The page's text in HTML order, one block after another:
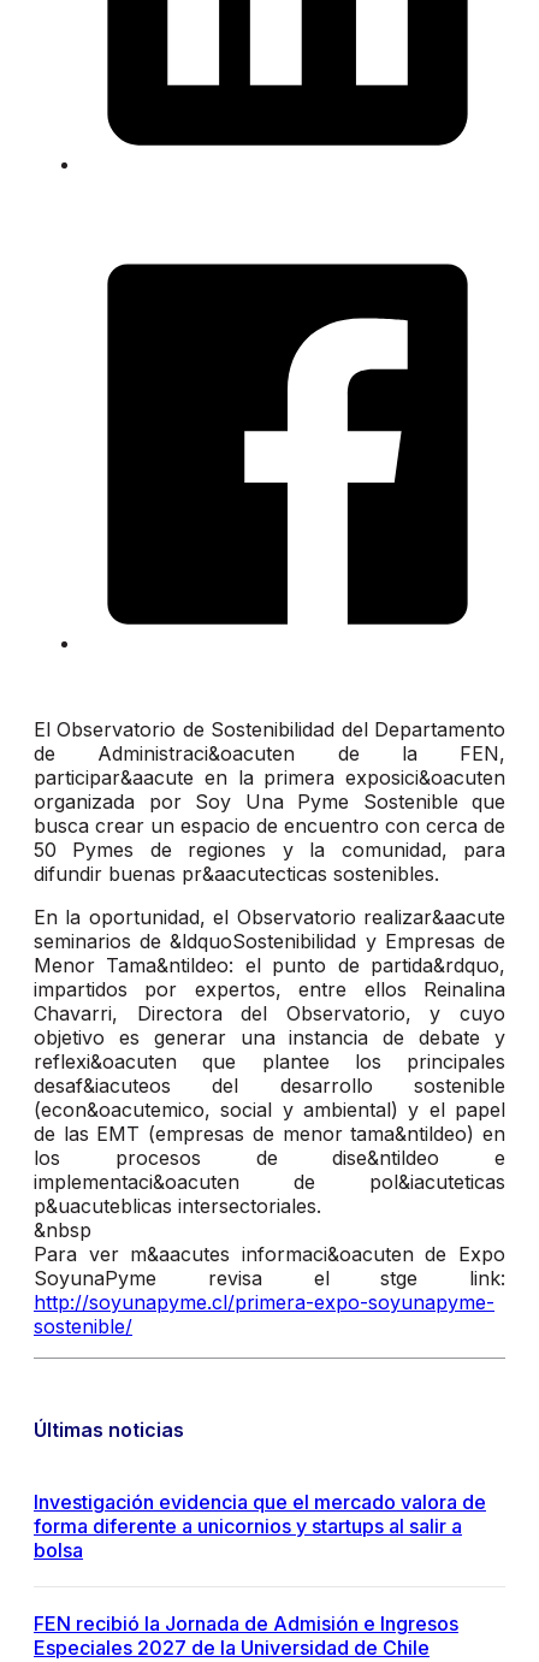
El Observatorio de Sostenibilidad del Departamento
de Administraci&oacuten de la FEN,
participar&aacute en la primera exposici&oacuten
organizada por Soy Una Pyme Sostenible que
busca crear un espacio de encuentro con cerca de
50 Pymes de regiones y la comunidad, para
difundir buenas pr&aacutecticas sostenibles.
En la oportunidad, el Observatorio realizar&aacute
seminarios de &ldquoSostenibilidad y Empresas de
Menor Tama&ntildeo: el punto de partida&rdquo,
impartidos por expertos, entre ellos Reinalina
Chavarri, Directora del Observatorio, y cuyo
objetivo es generar una instancia de debate y
reflexi&oacuten que plantee los principales
desaf&iacuteos del desarrollo sostenible
(econ&oacutemico, social y ambiental) y el papel
de las EMT (empresas de menor tama&ntildeo) en
los procesos de dise&ntildeo e
implementaci&oacuten de pol&iacuteticas
p&uacuteblicas intersectoriales.
&nbsp
Para ver m&aacutes informaci&oacuten de Expo
SoyunaPyme revisa el stge link:
http://soyunapyme.cl/primera-expo-soyunapyme-
sostenible/
Últimas noticias
Investigación evidencia que el mercado valora de
forma diferente a unicornios y startups al salir a
bolsa
FEN recibió la Jornada de Admisión e Ingresos
Especiales 2027 de la Universidad de Chile